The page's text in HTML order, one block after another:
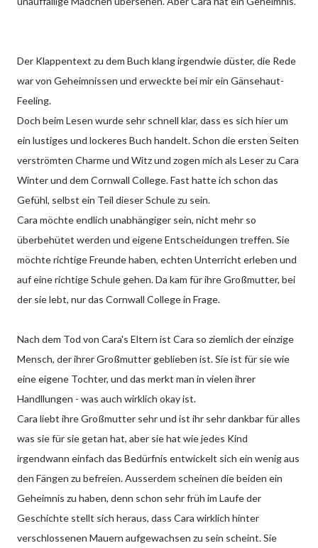
Der Klappentext zu dem Buch klang irgendwie düster, die Rede
war von Geheimnissen und erweckte bei mir ein Gänsehaut-
Feeling.
Doch beim Lesen wurde sehr schnell klar, dass es sich hier um
ein lustiges und lockeres Buch handelt. Schon die ersten Seiten
verströmten Charme und Witz und zogen mich als Leser zu Cara
Winter und dem Cornwall College. Fast hatte ich schon das
Gefühl, selbst ein Teil dieser Schule zu sein.
Cara möchte endlich unabhängiger sein, nicht mehr so
überbehütet werden und eigene Entscheidungen treffen. Sie
möchte richtige Freunde haben, echten Unterricht erleben und
auf eine richtige Schule gehen. Da kam für ihre Großmutter, bei
der sie lebt, nur das Cornwall College in Frage.
Nach dem Tod von Cara's Eltern ist Cara so ziemlich der einzige
Mensch, der ihrer Großmutter geblieben ist. Sie ist für sie wie
eine eigene Tochter, und das merkt man in vielen ihrer
Handllungen - was auch wirklich okay ist.
Cara liebt ihre Großmutter sehr und ist ihr sehr dankbar für alles
was sie für sie getan hat, aber sie hat wie jedes Kind
irgendwann einfach das Bedürfnis entwickelt sich ein wenig aus
den Fängen zu befreien. Ausserdem scheinen die beiden ein
Geheimnis zu haben, denn schon sehr früh im Laufe der
Geschichte stellt sich heraus, dass Cara wirklich hinter
verschlossenen Mauern aufgewachsen zu sein scheint. Sie